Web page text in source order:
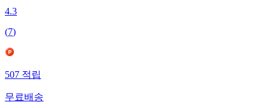
4.3
(7)
507 적립
무료배송